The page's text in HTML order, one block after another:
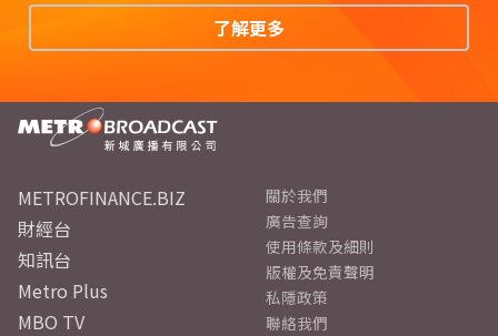
了解更多
METROFINANCE.BIZ
財經台
知訊台
Metro Plus
MBO TV
關於我們
廣告查詢
使用條款及細則
版權及免責聲明
私隱政策
聯絡我們